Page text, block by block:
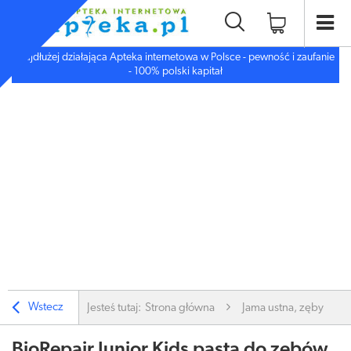
Najdłużej działająca Apteka internetowa w Polsce - pewność i zaufanie
- 100% polski kapitał
Wstecz Jesteś tutaj: Strona główna Jama ustna, zęby